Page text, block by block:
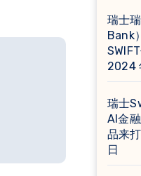
瑞士
Bank
2024
瑞士
AI金
品来
日